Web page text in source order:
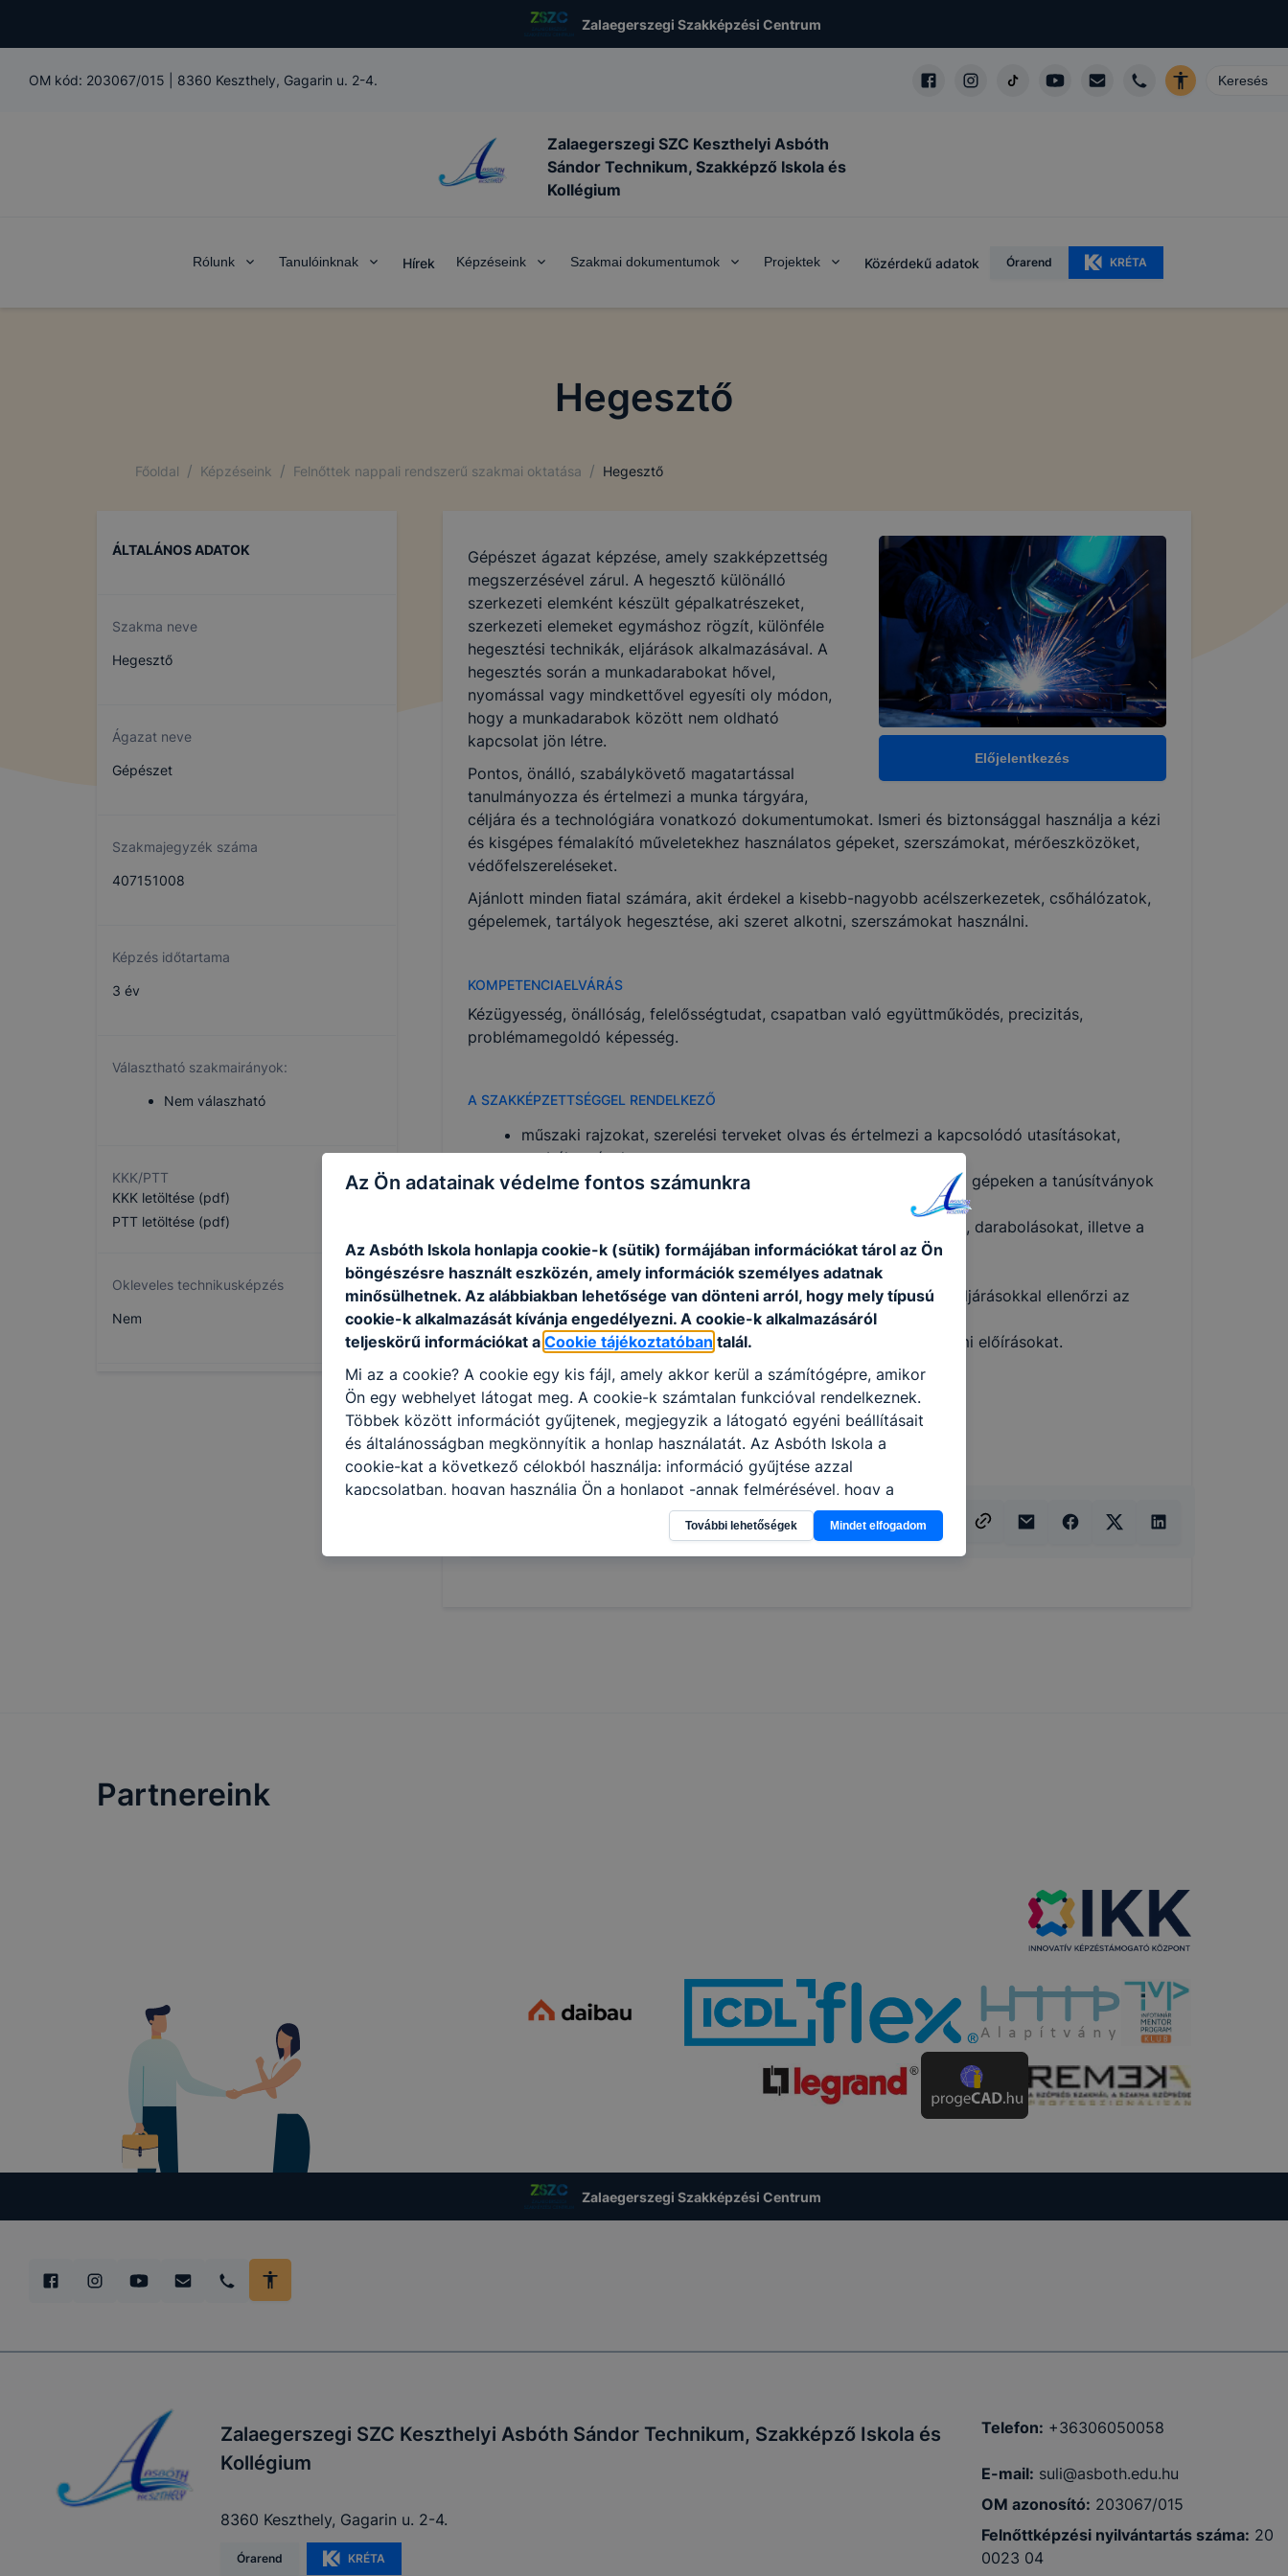
Zalaegerszegi Szakképzési Centrum
OM kód: 203067/015 8360 Keszthely, Gagarin u. 2-4.
Zalaegerszegi SZC Keszthelyi Asbóth
Sándor Technikum, Szakképző Iskola és
Kollégium
Rólunk Tanulóinknak Hírek Képzéseink Szakmai dokumentumok Projektek Közérdekű adatok Órarend KRÉTA
Hegesztő
Főoldal / Képzéseink / Felnőttek nappali rendszerű szakmai oktatása / Hegesztő
ÁLTALÁNOS ADATOK
Szakma neve
Hegesztő
Ágazat neve
Gépészet
Szakmajegyzék száma
407151008
Képzés időtartama
3 év
Választható szakmairányok:
Nem válaszható
KKK/PTT
KKK letöltése (pdf)
PTT letöltése (pdf)
Okleveles technikusképzés
Nem
Előjelentkezés
Gépészet ágazat képzése, amely szakképzettség
megszerzésével zárul. A hegesztő különálló
szerkezeti elemként készült gépalkatrészeket,
szerkezeti elemeket egymáshoz rögzít, különféle
hegesztési technikák, eljárások alkalmazásával. A
hegesztés során a munkadarabokat hővel,
nyomással vagy mindkettővel egyesíti oly módon,
hogy a munkadarabok között nem oldható
kapcsolat jön létre.
Pontos, önálló, szabálykövető magatartással
tanulmányozza és értelmezi a munka tárgyára,
céljára és a technológiára vonatkozó dokumentumokat. Ismeri és biztonsággal használja a kézi
és kisgépes fémalakító műveletekhez használatos gépeket, szerszámokat, mérőeszközöket,
védőfelszereléseket.
Ajánlott minden ﬁatal számára, akit érdekel a kisebb-nagyobb acélszerkezetek, csőhálózatok,
gépelemek, tartályok hegesztése, aki szeret alkotni, szerszámokat használni.
KOMPETENCIAELVÁRÁS
Kézügyesség, önállóság, felelősségtudat, csapatban való együttműködés, precizitás,
problémamegoldó képesség.
A SZAKKÉPZETTSÉGGEL RENDELKEZŐ
műszaki rajzokat, szerelési terveket olvas és értelmezi a kapcsolódó utasításokat,
szabályozásokat;
beüzemeli a munkavégzéshez szükséges gépeket, ellenőrzi a gépeken a tanúsítványok
előkészíti a munkadarabokat, elvégzi a szükséges vágásokat, darabolásokat, illetve a
hegesztést;
önellenőrzést végez a munka megkezdése előtt és közben;
művelet befejezése után a rendelkezésre álló diagnosztikai eljárásokkal ellenőrzi az
elvégzett munka minőségét, a varrat hibáit javítja;
betartja és betartatja a munkabiztonsági és környezetvédelmi előírásokat.
ISKOLASPECIFIKUS INFORMÁCIÓK A KÉPZÉSHEZ
hegesztő
Partnereink
Zalaegerszegi Szakképzési Centrum
Zalaegerszegi SZC Keszthelyi Asbóth Sándor Technikum, Szakképző Iskola és
Kollégium
8360 Keszthely, Gagarin u. 2-4.
Órarend KRÉTA
Telefon: +36306050058
E-mail: suli@asboth.edu.hu
OM azonosító: 203067/015
Felnőttképzési nyilvántartás száma: 20
0023 04
Az Ön adatainak védelme fontos számunkra
Az Asbóth Iskola honlapja cookie-k (sütik) formájában információkat tárol az Ön
böngészésre használt eszközén, amely információk személyes adatnak
minősülhetnek. Az alábbiakban lehetősége van dönteni arról, hogy mely típusú
cookie-k alkalmazását kívánja engedélyezni. A cookie-k alkalmazásáról
teljeskörű információkat a Cookie tájékoztatóban talál.
Mi az a cookie? A cookie egy kis fájl, amely akkor kerül a számítógépre, amikor
Ön egy webhelyet látogat meg. A cookie-k számtalan funkcióval rendelkeznek.
Többek között információt gyűjtenek, megjegyzik a látogató egyéni beállításait
és általánosságban megkönnyítik a honlap használatát. Az Asbóth Iskola a
cookie-kat a következő célokból használja: információ gyűjtése azzal
kapcsolatban, hogyan használja Ön a honlapot -annak felmérésével, hogy a
honlap melyik részeit látogatja, vagy használja leginkább, így megtudhatjuk,
hogyan biztosítsunk Önnek még jobb felhasználói élményt, ha ismét meglátogatja
oldalunkat, honlap fejlesztése. Hogyan ellenőrizheti és hogyan tudja kikapcsolni a
További lehetőségek Mindet elfogadom